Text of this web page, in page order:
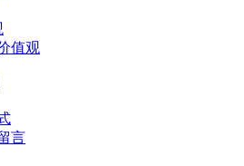
值观
言